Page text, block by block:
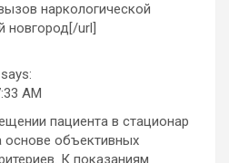
наркологической
новгород[/url]
says:
AM
пациента в стационар
основе объективных
К показаниям